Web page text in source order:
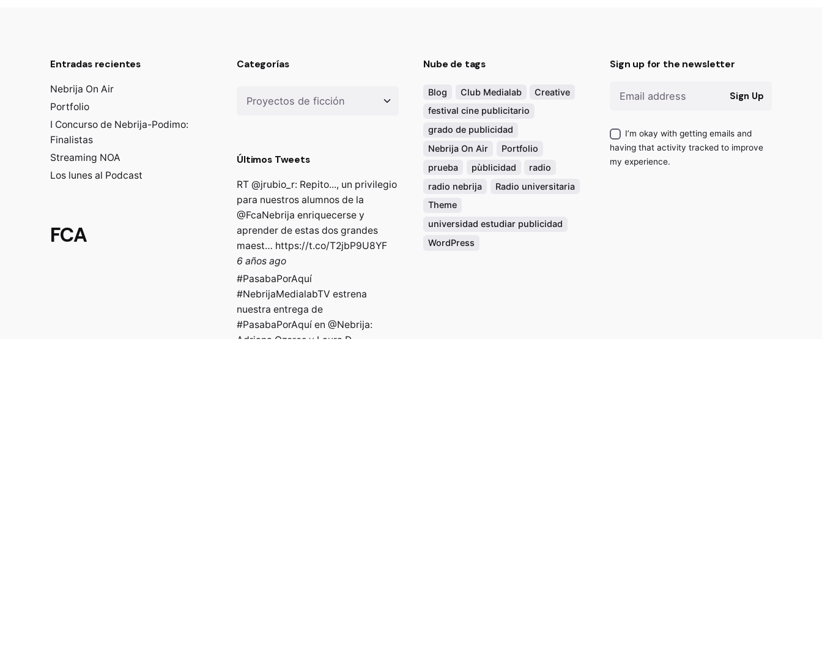
Entradas recientes
Nebrija On Air
Portfolio
I Concurso de Nebrija-Podimo:
Finalistas
Streaming NOA
Los lunes al Podcast
FCA
Categorías
Últimos Tweets
RT @jrubio_r: Repito..., un privilegio
para nuestros alumnos de la
@FcaNebrija enriquecerse y
aprender de estas dos grandes
maest… https://t.co/T2jbP9U8YF
6 años ago
#PasabaPorAquí
#NebrijaMedialabTV estrena
nuestra entrega de
#PasabaPorAquí en @Nebrija:
Adriana Ozores y Laura D…
Nube de tags
Blog Club Medialab
Creative
festival cine publicitario
grado de publicidad
Nebrija On Air
Portfolio
prueba
pùblicidad
radio
radio nebrija
Radio universitaria
Theme
universidad estudiar publicidad
WordPress
Sign up for the newsletter
Sign Up
I’m okay with getting emails and
having that activity tracked to improve
my experience.